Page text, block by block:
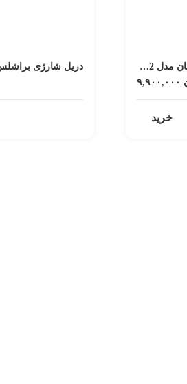
دریل شارژی 5 کاره پارکساید آلمان مدل pkga 20li c2
خرید